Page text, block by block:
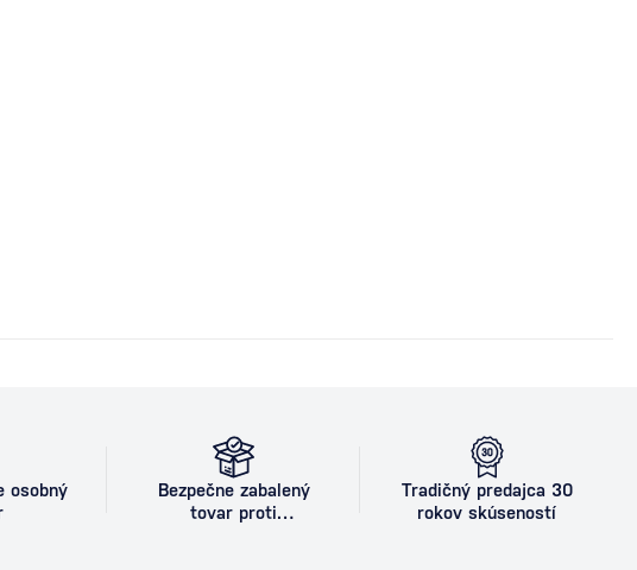
osobný
Bezpečne zabalený
tovar proti
Tradičný predajca 30
rokov skúseností